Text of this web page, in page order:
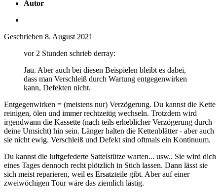
Autor
Geschrieben 8. August 2021
vor 2 Stunden schrieb derray:
Jau. Aber auch bei diesen Beispielen bleibt es dabei,
dass man Verschleiß durch Wartung entgegenwirken
kann, Defekten nicht.
Entgegenwirken = (meistens nur) Verzögerung. Du kannst die Kette
reinigen, ölen und immer rechtzeitig wechseln. Trotzdem wird
irgendwann die Kassette (nach teils erheblicher Verzögerung durch
deine Umsicht) hin sein. Länger halten die Kettenblätter - aber auch
sie nicht ewig. Verschleiß und Defekt sind oftmals ein Kontinuum.
Du kannst die luftgefederte Sattelstütze warten... usw.. Sie wird dich
eines Tages dennoch recht plötzlich in Stich lassen. Dann lässt sie
sich meist reparieren, weil es Ersatzteile gibt. Aber auf einer
zweiwöchigen Tour wäre das ziemlich lästig.